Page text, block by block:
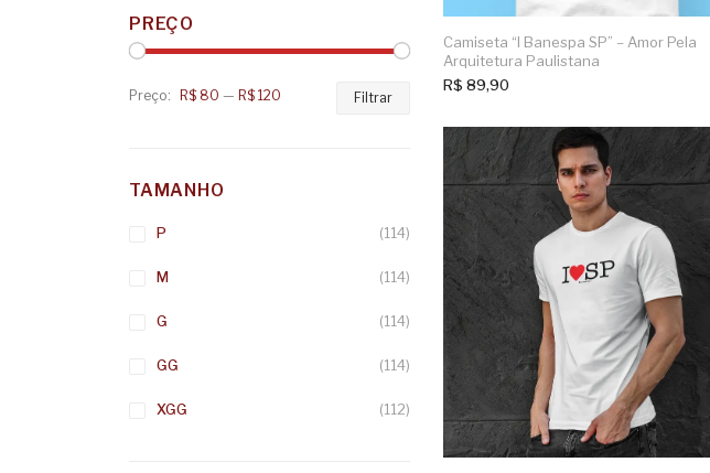
PREÇO
mínimo
máximo
Filtrar
Preço: R$ 80 — R$ 120
TAMANHO
P (114)
M (114)
G (114)
GG (114)
XGG (112)
Camiseta “I Banespa SP” – Amor Pela
Arquitetura Paulistana
R$ 89,90